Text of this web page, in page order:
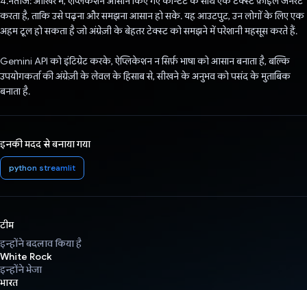
करता है, ताकि उसे पढ़ना और समझना आसान हो सके. यह आउटपुट, उन लोगों के लिए एक
अहम टूल हो सकता है जो अंग्रेज़ी के बेहतर टेक्स्ट को समझने में परेशानी महसूस करते हैं.
Gemini API को इंटिग्रेट करके, ऐप्लिकेशन न सिर्फ़ भाषा को आसान बनाता है, बल्कि
उपयोगकर्ता की अंग्रेज़ी के लेवल के हिसाब से, सीखने के अनुभव को पसंद के मुताबिक
बनाता है.
इनकी मदद से बनाया गया
python streamlit
टीम
इन्होंने बदलाव किया है
White Rock
इन्होंने भेजा
भारत